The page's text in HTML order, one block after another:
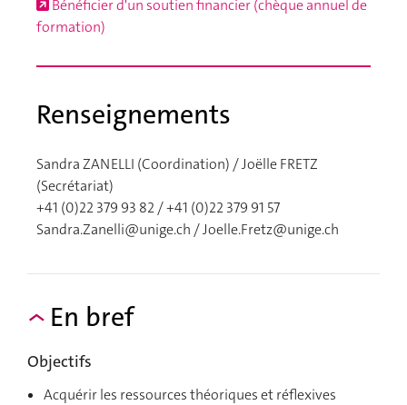
Bénéficier d'un soutien financier (chèque annuel de
formation)
Renseignements
Sandra ZANELLI (Coordination) / Joëlle FRETZ
(Secrétariat)
+41 (0)22 379 93 82 / +41 (0)22 379 91 57
Sandra.Zanelli@unige.ch /Joelle.Fretz@unige.ch
En bref
Objectifs
Acquérir les ressources théoriques et réflexives